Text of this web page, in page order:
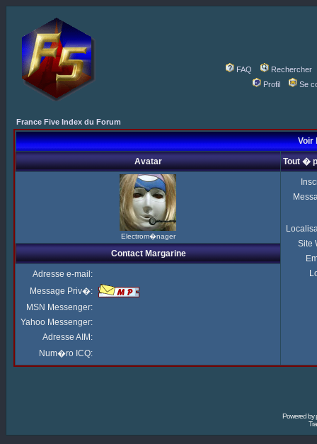
FAQ
Rechercher
Profil
Se
France Five Index du Forum
Voir
Avatar Tout �
Electrom�nager
Site
Contact Margarine
Adresse e-mail:
Message Priv�:
MSN Messenger:
Yahoo Messenger:
Adresse AIM:
Num�ro ICQ:
Powered by